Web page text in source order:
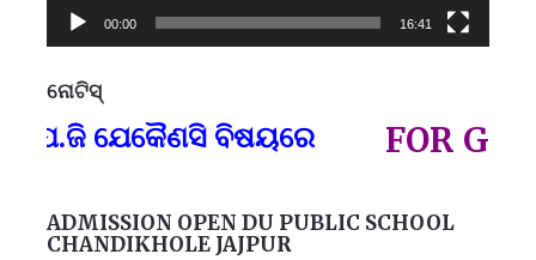
00:00 16:41
ନୋଟିସ୍
ଯେକୈଣସି ବିଷୟରେ FOR GOVT
ADMISSION OPEN DU PUBLIC SCHOOL
CHANDIKHOLE JAJPUR